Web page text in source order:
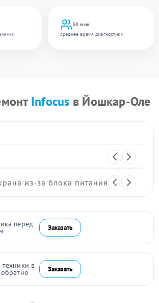
30 мин
среднее время диагностики
Infocus в Йошкар-Оле
из-за блока питания
перед Заказать
техники в Заказать